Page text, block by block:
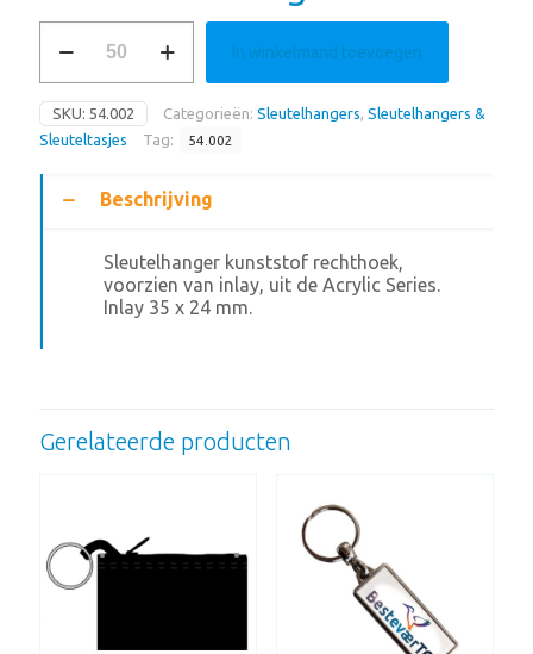
aantal
In winkelmand toevoegen
SKU: 54.002 Categorieën: Sleutelhangers, Sleutelhangers &
Sleuteltasjes
Tag: 54.002
Beschrijving
Sleutelhanger kunststof rechthoek,
voorzien van inlay, uit de Acrylic Series.
Inlay 35 x 24 mm.
Gerelateerde producten